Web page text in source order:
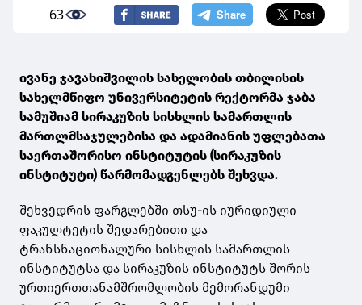
63
ივანე ჯავახიშვილის სახელობის თბილისის
სახელმწიფო უნივერსიტეტის რექტორმა ჯაბა
სამუშიამ სირაკუზის სისხლის სამართლის
მართლმსაჯულებისა და ადამიანის უფლებათა
საერთაშორისო ინსტიტუტის (სირაკუზის
ინსტიტუტი) წარმომადგენლებს შეხვდა.
შეხვედრის ფარგლებში თსუ-ის იურიდიული
ფაკულტეტის შედარებითი და
ტრანსნაციონალური სისხლის სამართლის
ინსტიტუტსა და სირაკუზის ინსტიტუტს შორის
ურთიერთთანამშრომლობის მემორანდუმი